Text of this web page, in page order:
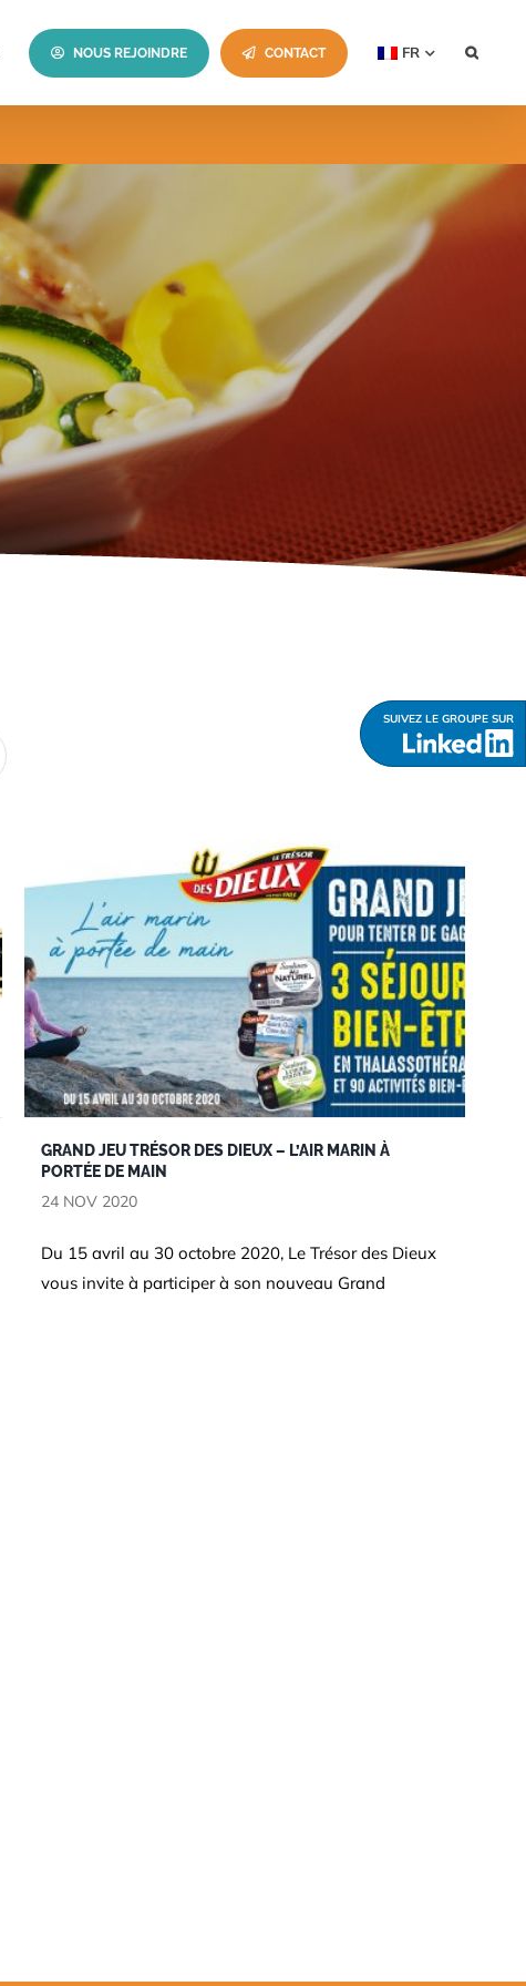
NOUS REJOINDRE CONTACT FR
GRAND JEU TRÉSOR DES DIEUX – L’AIR MARIN À
PORTÉE DE MAIN
24 NOV 2020
Du 15 avril au 30 octobre 2020, Le Trésor des Dieux
vous invite à participer à son nouveau Grand
SUIVEZ LE GROUPE SUR